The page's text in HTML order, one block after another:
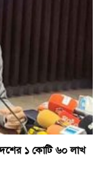
১ কোটি ৬০ লাখ